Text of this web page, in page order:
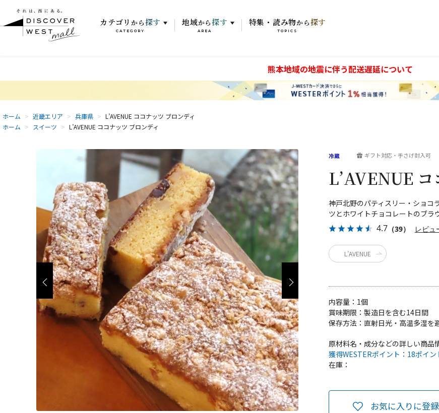
カテゴリ から 探す
CATEGORY
地域から 探す
AREA
特集・読み物から 探す
TOPICS
熊本地域の地震に伴う配送遅延について
ホーム > 近畿エリア > 兵庫県 > L’AVENUE ココナッツ ブロンディ
ホーム > スイーツ > L’AVENUE ココナッツ ブロンディ
ギフト対応・手さげ封入可
神戸北野のパティスリー・ショコ
ツとホワイトチョコレートのブラ
4.7 （39） レビュ
L’AVENUE コ
内容量： 1個
賞味期限： 製造日を含む14日間
保存方法： 直射日光・高温多湿を
獲得WESTERポイント： 18ポイン
在庫：
お気に入りに登
原材料名・成分などの詳しい商品
L’AVENUE